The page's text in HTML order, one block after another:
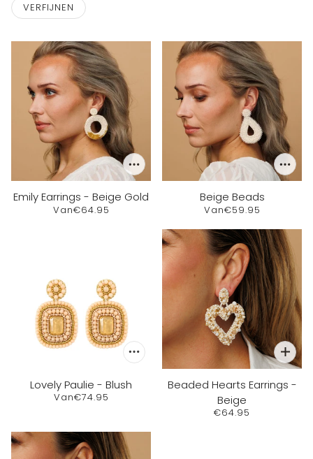
VERFIJNEN
Emily Earrings - Beige Gold
Van€64.95
Beige Beads
Van€59.95
Lovely Paulie - Blush
Van€74.95
Beaded Hearts Earrings -
Beige
€64.95